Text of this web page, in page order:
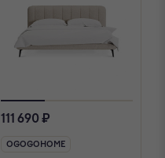
111 690 ₽
OGOGOHOME